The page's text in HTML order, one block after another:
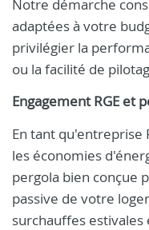
Notre démarche
adaptées à votre
privilégier la
ou la facilité de
Engagement RGE et
En tant qu'entreprise
les économies
pergola bien conçue
passive de votre
surchauffes